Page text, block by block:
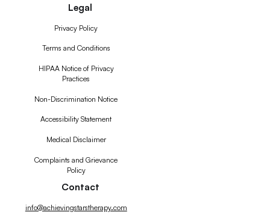
Legal
Privacy Policy
Terms and Conditions
HIPAA Notice of Privacy
Practices
Non-Discrimination Notice
Accessibility Statement
Medical Disclaimer
Complaints and Grievance
Policy
Contact
info@achievingstarstherapy.com